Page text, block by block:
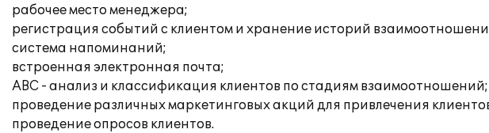
рабочее место менеджера;
регистрация событий с клиентом и хранение историй
система напоминаний;
встроенная электронная почта;
АВС - анализ и классификация клиентов по стадиям взаимоотношений;
проведение различных маркетинговых акций для привлечения
проведение опросов клиентов.